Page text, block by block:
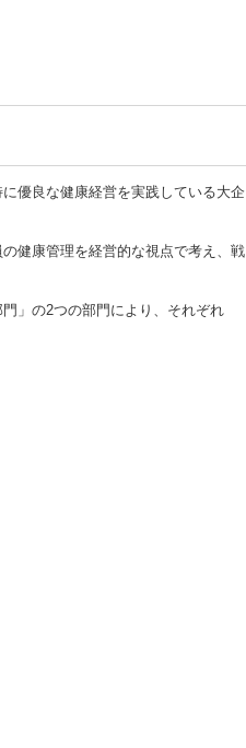
優良な健康経営を実践している大企
健康管理を経営的な視点で考え、戦
」の2つの部門により、それぞれ